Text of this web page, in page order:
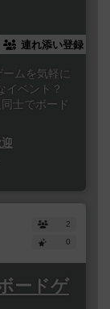
連れ添い登録
ムを気軽に
イベント？
士でボード
2
0
ードゲ